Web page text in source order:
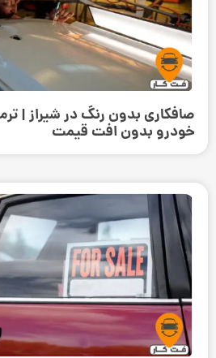
صافکاری بدون رنگ در شیراز |
خودرو بدون افت قیمت